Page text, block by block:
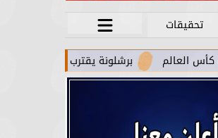
تحقيقات
برشلونة يقترب من استعادة جواو كانسيلو